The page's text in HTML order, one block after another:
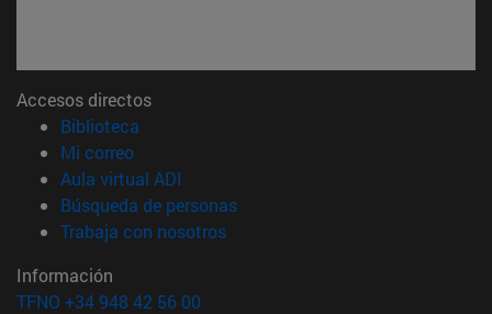
Accesos directos
Biblioteca
Mi correo(abre en nueva ventana)
Aula virtual ADI
Búsqueda de personas(abre en nueva ventana)
Trabaja con nosotros(abre en nueva ventana)
Información
TFNO +34 948 42 56 00